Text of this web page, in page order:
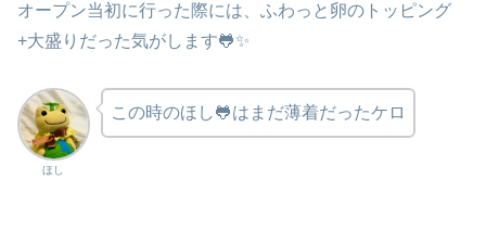
オープン当初に行った際には、ふわっと卵のトッピング
+大盛りだった気がします🐸✨
ほし
この時のほし🐸はまだ薄着だったケロ